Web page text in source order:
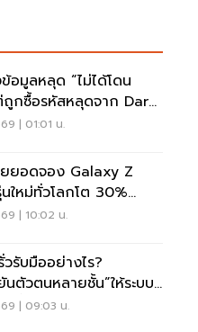
อมูลหลุด “ไม่ได้โดน
กซื้อรหัสหลุดจาก Dark
วมสิทธิ์
| 01:01 น.
ยอดจอง Galaxy Z
ใหม่ทั่วโลกโต 30%
ตะ 1.44 ล้านเครื่อง
| 10:02 น.
รับมืออย่างไร?
นตัวตนหลายชั้น”ให้ระบบ
งรื้อใหม่
| 09:03 น.